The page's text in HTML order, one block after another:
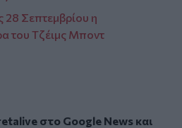
28 Σεπτεμβρίου η
του Τζέιμς Μποντ
στο Google Newsκαι